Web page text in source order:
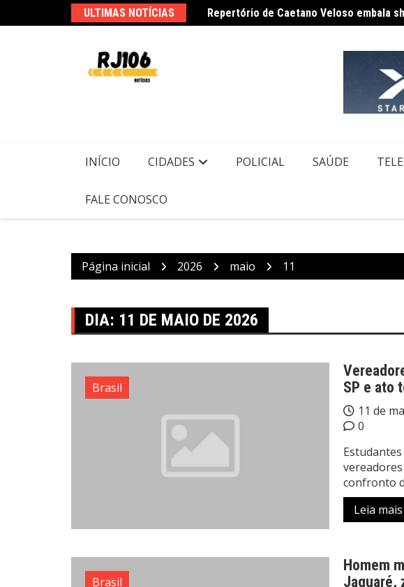
para
ULTIMAS NOTÍCIAS
PMs detêm motorista de ônibus em SP
INÍCIO CIDADES POLICIAL SAÚDE
FALE CONOSCO
Página inicial 2026 maio 11
DIA: 11 DE MAIO DE 2026
Brasil
SP e ato
11 de
0
confronto
Leia mais
Brasil
Homem
Jaguaré,